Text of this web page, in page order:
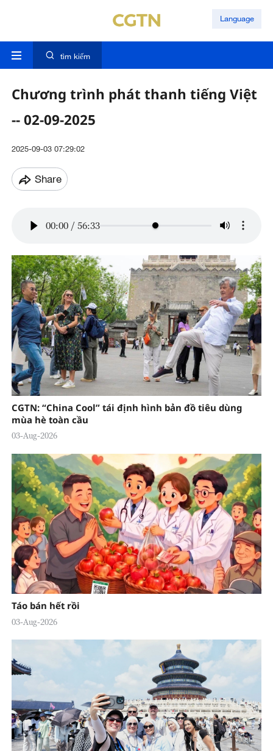
Language
tìm kiếm
Chương trình phát thanh tiếng Việt
-- 02-09-2025
2025-09-03 07:29:02
Share
00:00 / 56:33
CGTN: “China Cool” tái định hình bản đồ tiêu dùng
mùa hè toàn cầu
03-Aug-2026
Táo bán hết rồi
03-Aug-2026